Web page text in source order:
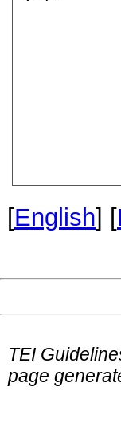
[English] [
TEI
page